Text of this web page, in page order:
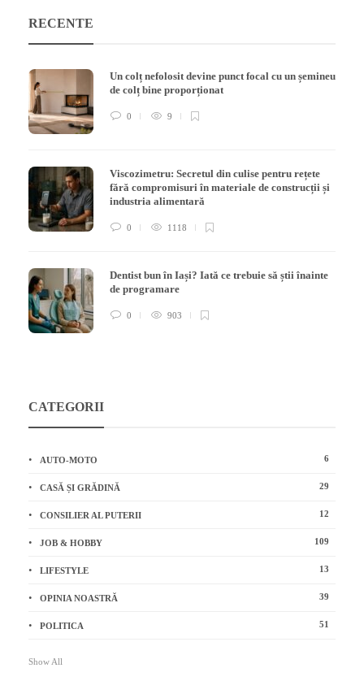
RECENTE
Un colț nefolosit devine punct focal cu un șemineu
de colț bine proporționat
0 9
Viscozimetru: Secretul din culise pentru rețete
fără compromisuri în materiale de construcții și
industria alimentară
0 1118
Dentist bun în Iași? Iată ce trebuie să știi înainte
de programare
0 903
CATEGORII
AUTO-MOTO 6
CASĂ ȘI GRĂDINĂ 29
CONSILIER AL PUTERII 12
JOB & HOBBY 109
LIFESTYLE 13
OPINIA NOASTRĂ 39
POLITICA 51
Show All